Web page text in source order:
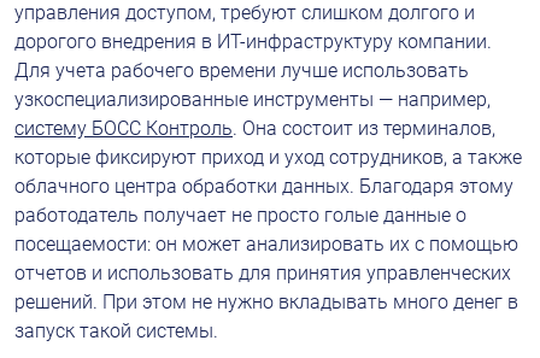
управления доступом, требуют слишком долгого и
дорогого внедрения в ИТ-инфраструктуру компании.
Для учета рабочего времени лучше использовать
узкоспециализированные инструменты — например,
систему БОСС Контроль. Она состоит из терминалов,
которые фиксируют приход и уход сотрудников, а также
облачного центра обработки данных. Благодаря этому
работодатель получает не просто голые данные о
посещаемости: он может анализировать их с помощью
отчетов и использовать для принятия управленческих
решений. При этом не нужно вкладывать много денег в
запуск такой системы.